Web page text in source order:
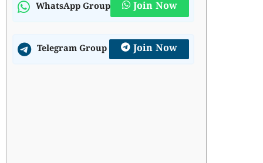
WhatsApp Group Join Now
Telegram Group Join Now